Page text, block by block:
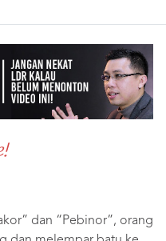
dan “Pebinor”, orang